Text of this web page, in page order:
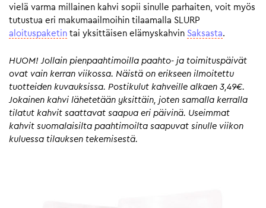
vielä varma millainen kahvi sopii sinulle parhaiten, voit myös
tutustua eri makumaailmoihin tilaamalla SLURP
aloituspaketin tai yksittäisen elämyskahvin Saksasta.
HUOM! Jollain pienpaahtimoilla paahto- ja toimituspäivät
ovat vain kerran viikossa. Näistä on erikseen ilmoitettu
tuotteiden kuvauksissa. Postikulut kahveille alkaen 3,49€.
Jokainen kahvi lähetetään yksittäin, joten samalla kerralla
tilatut kahvit saattavat saapua eri päivinä. Useimmat
kahvit suomalaisilta paahtimoilta saapuvat sinulle viikon
kuluessa tilauksen tekemisestä.